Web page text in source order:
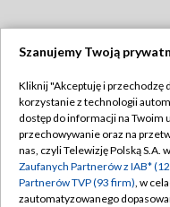
Abonament TVP
Emisja w TVP
Centrum informacji
Szanujemy Twoją
Kliknij "Akceptuję i przechodzę
korzystanie z technologii
dostęp do informacji na Twoim
przechowywanie oraz na
nas, czyli Telewizję Polską S.A.
Zaufanych Partnerów z IAB*
Partnerów TVP (93 firm), w
zautomatyzowanego